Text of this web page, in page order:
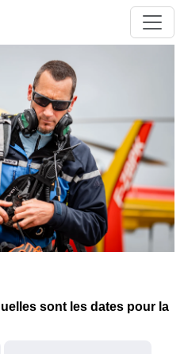
sont les dates pour la